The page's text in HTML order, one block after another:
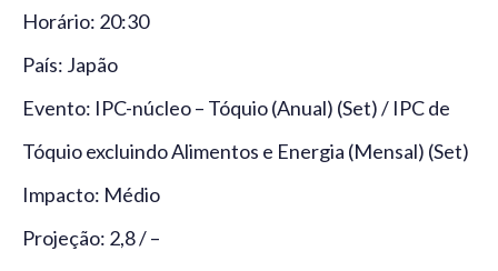
Horário: 20:30
País: Japão
Evento: IPC-núcleo – Tóquio (Anual) (Set) / IPC de
Tóquio excluindo Alimentos e Energia (Mensal) (Set)
Impacto: Médio
Projeção: 2,8 / –